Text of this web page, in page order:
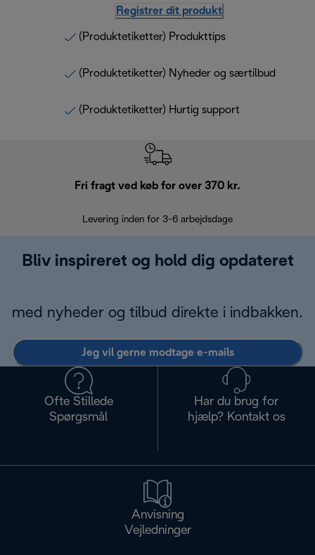
Registrer dit produkt
(Produktetiketter) Produkttips
(Produktetiketter) Nyheder og særtilbud
(Produktetiketter) Hurtig support
Fri fragt ved køb for over 370 kr.
Levering inden for 3-6 arbejdsdage
Bliv inspireret og hold dig opdateret
med nyheder og tilbud direkte i indbakken.
Jeg vil gerne modtage e-mails
Ofte Stillede
Spørgsmål
Har du brug for
hjælp? Kontakt os
Anvisning
Vejledninger